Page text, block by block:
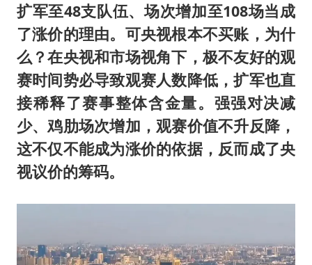
扩军至48支队伍、场次增加至108场当成
了涨价的理由。可央视根本不买账，为什
么？在央视和市场视角下，极不友好的观
赛时间势必导致观赛人数降低，扩军也直
接稀释了赛事整体含金量。强强对决减
少、鸡肋场次增加，观赛价值不升反降，
这不仅不能成为涨价的依据，反而成了央
视议价的筹码。